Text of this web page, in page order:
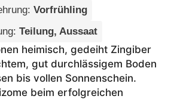
: Vorfrühling
: Teilung, Aussaat
heimisch, gedeiht Zingiber
gut durchlässigem Boden
bis vollen Sonnenschein.
beim erfolgreichen